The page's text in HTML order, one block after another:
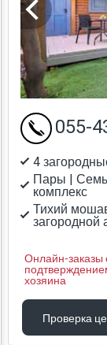
4
Пары |
комплекс
Тихий
Онлайн-заказы
хозяина
055-
Проверка